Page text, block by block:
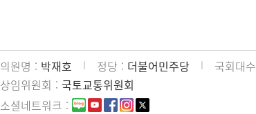
의원명 박재호 정당 더불어민주당 국회대수
상임위원회
국토교통위원회
소셜네트워크